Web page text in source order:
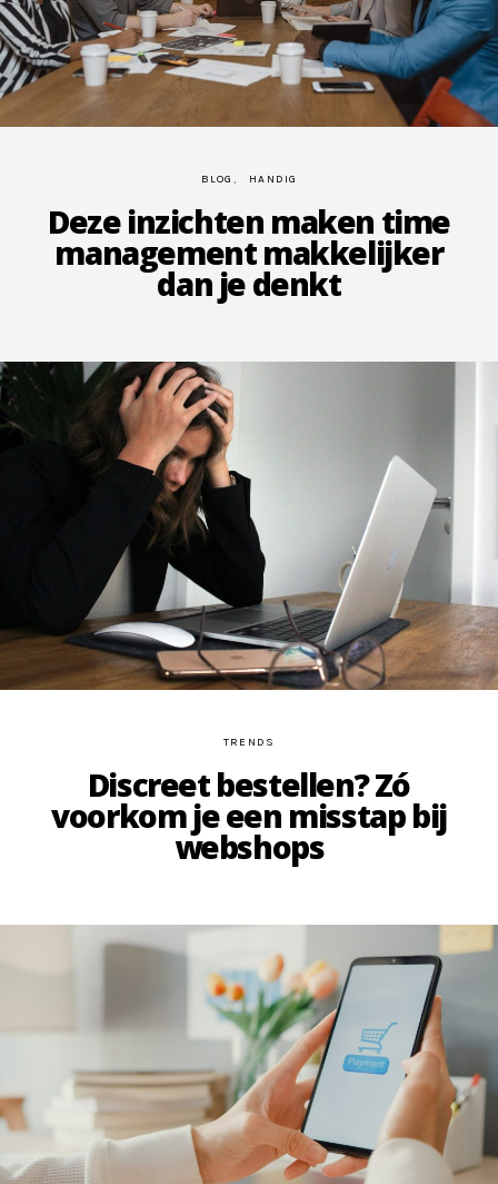
BLOG HANDIG
Deze inzichten maken time
management makkelijker
dan je denkt
TRENDS
Discreet bestellen? Zó
voorkom je een misstap bij
webshops